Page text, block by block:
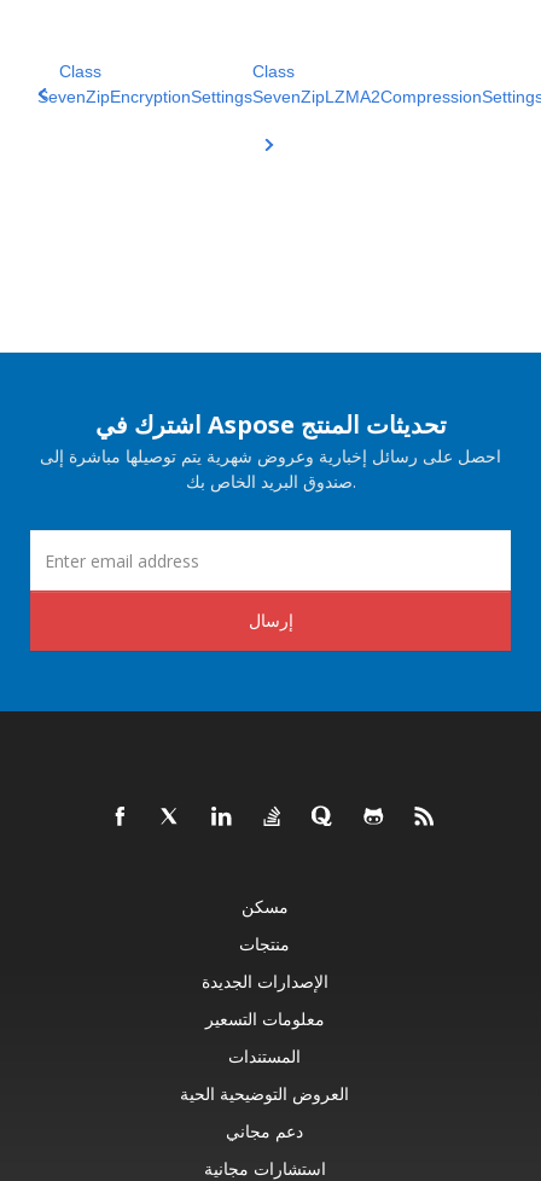
Class
SevenZipEncryptionSettings
Class
اشترك في Aspose تحديثات المنتج
احصل على رسائل إخبارية وعروض شهرية يتم توصيلها مباشرة إلى
صندوق البريد الخاص بك.
إرسال
مسكن
منتجات
الإصدارات الجديدة
معلومات التسعير
المستندات
العروض التوضيحية الحية
دعم مجاني
استشارات مجانية